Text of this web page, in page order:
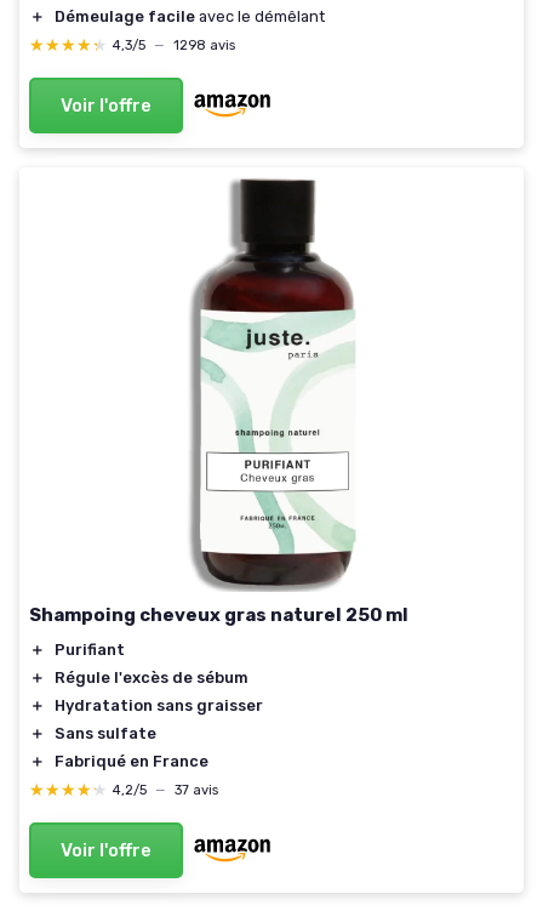
＋
Démeulage facile avec le démêlant
★★★★★
★★★★★ 4,3/5 — 1298 avis
Voir l'offre
Shampoing cheveux gras naturel 250 ml
＋
Purifiant
＋
Régule l'excès de sébum
＋
Hydratation sans graisser
＋
Sans sulfate
＋
Fabriqué en France
★★★★★
★★★★★ 4,2/5 — 37 avis
Voir l'offre